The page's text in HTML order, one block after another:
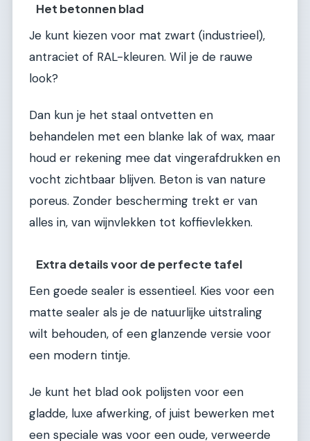
Het betonnen blad
Je kunt kiezen voor mat zwart (industrieel),
antraciet of RAL-kleuren. Wil je de rauwe
look?
Dan kun je het staal ontvetten en
behandelen met een blanke lak of wax, maar
houd er rekening mee dat vingerafdrukken en
vocht zichtbaar blijven. Beton is van nature
poreus. Zonder bescherming trekt er van
alles in, van wijnvlekken tot koffievlekken.
Extra details voor de perfecte tafel
Een goede sealer is essentieel. Kies voor een
matte sealer als je de natuurlijke uitstraling
wilt behouden, of een glanzende versie voor
een modern tintje.
Je kunt het blad ook polijsten voor een
gladde, luxe afwerking, of juist bewerken met
een speciale was voor een oude, verweerde